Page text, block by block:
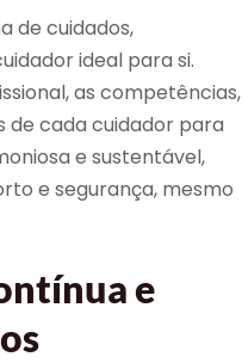
de cuidados,
ideal para si.
as competências,
de cada cuidador para
e sustentável,
e segurança, mesmo
e